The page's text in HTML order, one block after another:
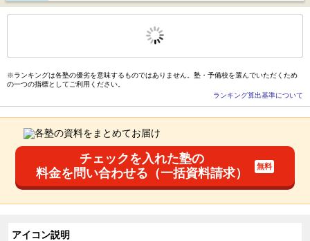
もっと見る
件を表示／全
※ランキングは各塾の優劣を意味するものではありません。塾・予備校を選んでいただくため
の一つの指標としてご利用ください。
ランキング算出基準について
チェックを入れた塾の
料金を問い合わせる（一括資料請求）
アイコン説明